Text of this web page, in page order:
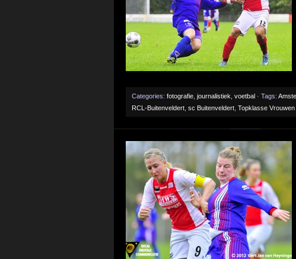
Categories: fotografie journalistiek voetbal · Tags:
RCL-Buitenveldert sc Buitenveldert Topklasse Vrouwen